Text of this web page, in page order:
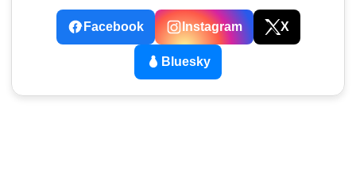
Facebook Instagram X
Bluesky